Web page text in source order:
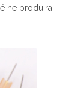
ne produira